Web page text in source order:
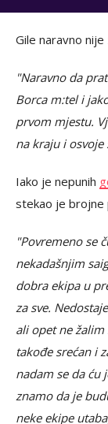
Gile naravno
"Naravno da
Borca m:tel i
prvom mjestu.
na kraju i
Iako je nepunih
stekao je brojne
"Povremeno se
nekadašnjim
dobra ekipa u
za sve.
ali opet ne žalim
takođe srećan i
nadam se da ću
znamo da je
neke ekipe